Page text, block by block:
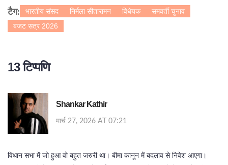
टैग: भारतीय संसद निर्मला सीतारामन विधेयक
समवर्ती चुनाव
बजट सत्र 2026
13 टिप्पणि
Shankar Kathir
मार्च 27, 2026 AT 07:21
विधान सभा में जो हुआ वो बहुत जरुरी था। बीमा कानून में बदलाव से निवेश आएगा।